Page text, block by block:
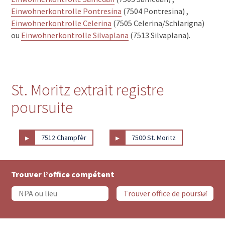
Einwohnerkontrolle Pontresina (7504 Pontresina) ,
Einwohnerkontrolle Celerina (7505 Celerina/Schlarigna)
ou Einwohnerkontrolle Silvaplana (7513 Silvaplana).
St. Moritz extrait registre
poursuite
▸ 7512 Champfèr ▸ 7500 St. Moritz
Trouver l’office compétent